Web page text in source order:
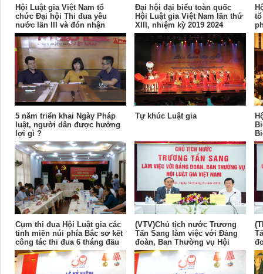
Hội Luật gia Việt Nam tổ
chức Đại hội Thi đua yêu
nước lần III và đón nhận
Huân chương Lao động hạng
Nhì
Đại hội đại biểu toàn quốc
Hội Luật gia Việt Nam lần thứ
XIII, nhiệm kỳ 2019 2024
5 năm triển khai Ngày Pháp
luật, người dân được hưởng
lợi gì ?
Tự khúc Luật gia
Cụm thi đua Hội Luật gia các
tỉnh miền núi phía Bắc sơ kết
công tác thi đua 6 tháng đầu
năm 2016
(VTV)Chủ tịch nước Trương
Tấn Sang làm việc với Đảng
đoàn, Ban Thường vụ Hội
Luật gia Việt Nam